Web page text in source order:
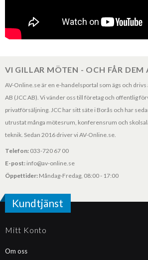
VI GILLAR MÖTEN - OCH FÅR DEM
AV-Online.se är en e-handelsportal som ägs och
AB (JCC AB). Vi vänder oss till företag och offentlig
privatförsäljning. JCC har sitt säte i Borås och har
utrustat många mötesrum, konferensrum och
teknik. Sedan 2016 driver vi AV-Online.se.
Telefon: 033-720 67 00
E-post: info@av-online.se
Öppettider: Måndag-Fredag, 08:00 - 17:00
Kundtjänst
Mitt Konto
Om oss